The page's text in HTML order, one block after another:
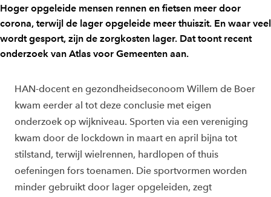
Hoger opgeleide mensen rennen en fietsen meer door
corona, terwijl de lager opgeleide meer thuiszit. En waar veel
wordt gesport, zijn de zorgkosten lager. Dat toont recent
onderzoek van Atlas voor Gemeenten aan.
HAN-docent en gezondheidseconoom Willem de Boer
kwam eerder al tot deze conclusie met eigen
onderzoek op wijkniveau. Sporten via een vereniging
kwam door de lockdown in maart en april bijna tot
stilstand, terwijl wielrennen, hardlopen of thuis
oefeningen fors toenamen. Die sportvormen worden
minder gebruikt door lager opgeleiden, zegt